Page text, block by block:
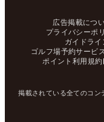
広告掲載につ
プライバシーポ
ガイドライ
ゴルフ場予約サービ
ポイント利用規約
掲載されている全てのコン